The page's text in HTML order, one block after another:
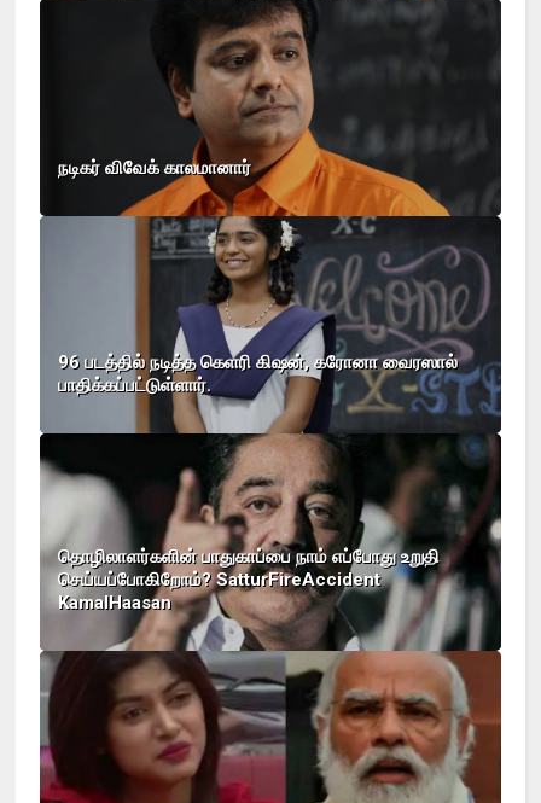
நடிகர் விவேக் காலமானார்
96 படத்தில் நடித்த கெளரி கிஷன், கரோனா வைரஸால்
பாதிக்கப்பட்டுள்ளார்.
தொழிலாளர்களின் பாதுகாப்பை நாம் எப்போது உறுதி
செய்யப்போகிறோம்? SatturFireAccident
KamalHaasan